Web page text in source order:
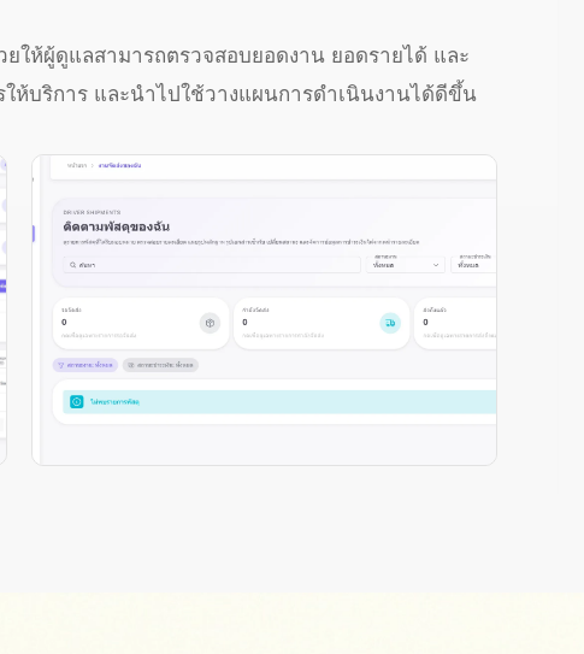
ให้ผู้ดูแลสามารถตรวจสอบยอดงาน ยอดรายได้ และ
ห้บริการ และนำไปใช้วางแผนการดำเนินงานได้ดีขึ้น